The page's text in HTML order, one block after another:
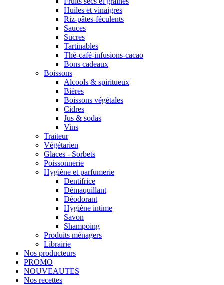
Huiles et vinaigres
Riz-pâtes-féculents
Sauces
Sucres
Tartinables
Thé-café-infusions-cacao
Bons cadeaux
Boissons
Alcools & spiritueux
Bières
Boissons végétales
Cidres
Jus & sodas
Vins
Traiteur
Végétarien
Glaces - Sorbets
Poissonnerie
Hygiène et parfumerie
Dentifrice
Démaquillant
Déodorant
Hygiène intime
Savon
Shampoing
Produits ménagers
Librairie
Nos producteurs
PROMO
NOUVEAUTES
Nos recettes